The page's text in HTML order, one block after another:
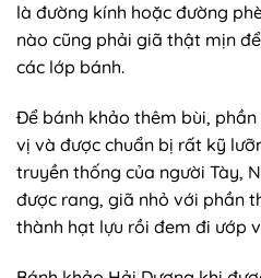
là đường kính hoặc đường
nào cũng phải giã thật mịn
các lớp bánh.
Để bánh khảo thêm bùi,
vị và được chuẩn bị rất kỹ
truyền thống của người Tày,
được rang, giã nhỏ với phần
thành hạt lựu rồi đem đi ướp